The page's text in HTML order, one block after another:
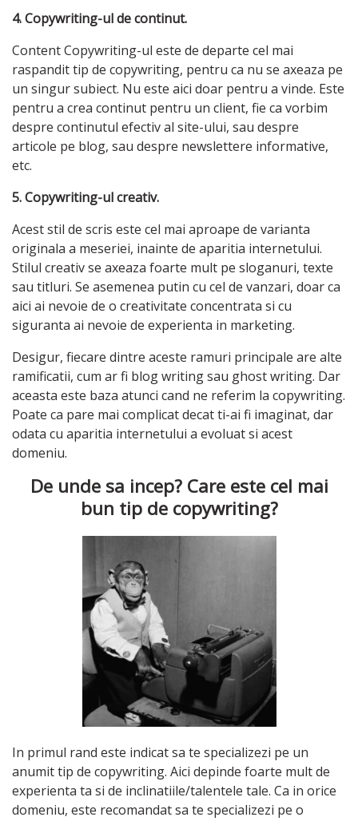
4. Copywriting-ul de continut.
Content Copywriting-ul este de departe cel mai
raspandit tip de copywriting, pentru ca nu se axeaza pe
un singur subiect. Nu este aici doar pentru a vinde. Este
pentru a crea continut pentru un client, fie ca vorbim
despre continutul efectiv al site-ului, sau despre
articole pe blog, sau despre newslettere informative,
etc.
5. Copywriting-ul creativ.
Acest stil de scris este cel mai aproape de varianta
originala a meseriei, inainte de aparitia internetului.
Stilul creativ se axeaza foarte mult pe sloganuri, texte
sau titluri. Se asemenea putin cu cel de vanzari, doar ca
aici ai nevoie de o creativitate concentrata si cu
siguranta ai nevoie de experienta in marketing.
Desigur, fiecare dintre aceste ramuri principale are alte
ramificatii, cum ar fi blog writing sau ghost writing. Dar
aceasta este baza atunci cand ne referim la copywriting.
Poate ca pare mai complicat decat ti-ai fi imaginat, dar
odata cu aparitia internetului a evoluat si acest
domeniu.
De unde sa incep? Care este cel mai
bun tip de copywriting?
In primul rand este indicat sa te specializezi pe un
anumit tip de copywriting. Aici depinde foarte mult de
experienta ta si de inclinatiile/talentele tale. Ca in orice
domeniu, este recomandat sa te specializezi pe o